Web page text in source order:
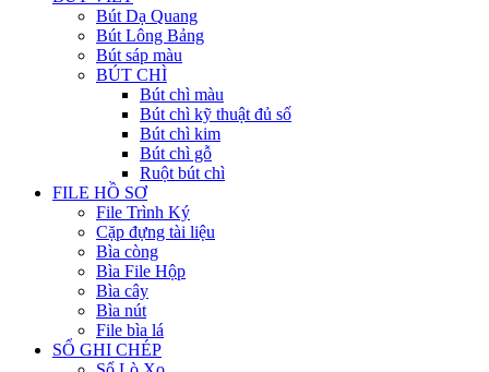
Bút Dạ Quang
Bút Lông Bảng
Bút sáp màu
BÚT CHÌ
Bút chì màu
Bút chì kỹ thuật đủ số
Bút chì kim
Bút chì gỗ
Ruột bút chì
FILE HỒ SƠ
File Trình Ký
Cặp đựng tài liệu
Bìa còng
Bìa File Hộp
Bìa cây
Bìa nút
File bìa lá
SỔ GHI CHÉP